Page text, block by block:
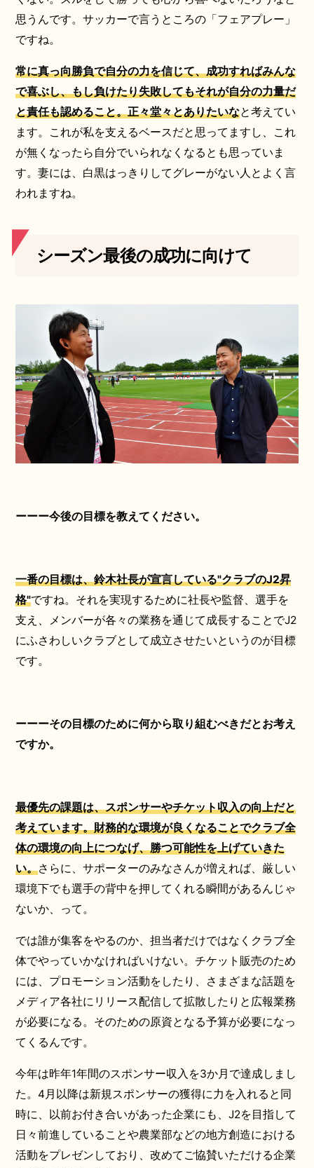
思うんです。サッカーで言うところの「フェアプレー」
ですね。
常に真っ向勝負で自分の力を信じて、成功すればみんな
で喜ぶし、もし負けたり失敗してもそれが自分の力量だ
と責任も認めること。正々堂々とありたいなと考えてい
ます。これが私を支えるベースだと思ってますし、これ
が無くなったら自分でいられなくなるとも思っていま
す。妻には、白黒はっきりしてグレーがない人とよく言
われますね。
シーズン最後の成功に向けて
ーーー今後の目標を教えてください。
一番の目標は、鈴木社長が宣言している"クラブのJ2昇
格"ですね。それを実現するために社長や監督、選手を
支え、メンバーが各々の業務を通じて成長することでJ2
にふさわしいクラブとして成立させたいというのが目標
です。
ーーーその目標のために何から取り組むべきだとお考え
ですか。
最優先の課題は、スポンサーやチケット収入の向上だと
考えています。財務的な環境が良くなることでクラブ全
体の環境の向上につなげ、勝つ可能性を上げていきた
い。さらに、サポーターのみなさんが増えれば、厳しい
環境下でも選手の背中を押してくれる瞬間があるんじゃ
ないか、って。
では誰が集客をやるのか、担当者だけではなくクラブ全
体でやっていかなければいけない。チケット販売のため
には、プロモーション活動をしたり、さまざまな話題を
メディア各社にリリース配信して拡散したりと広報業務
が必要になる。そのための原資となる予算が必要になっ
てくるんです。
今年は昨年1年間のスポンサー収入を3か月で達成しまし
た。4月以降は新規スポンサーの獲得に力を入れると同
時に、以前お付き合いがあった企業にも、J2を目指して
日々前進していることや農業部などの地方創造における
活動をプレゼンしており、改めてご協賛いただける企業